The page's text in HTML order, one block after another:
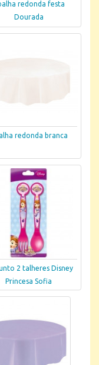
redonda festa
Dourada
redonda branca
2 talheres Disney
Princesa Sofia